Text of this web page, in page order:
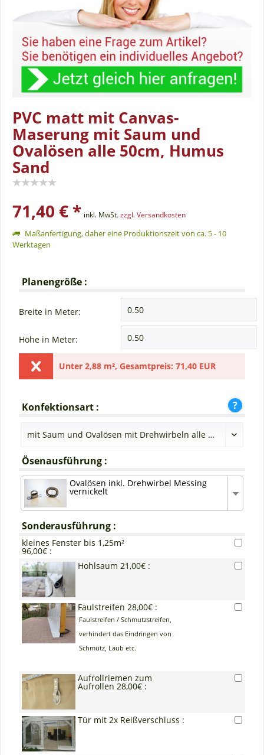
PVC matt mit Canvas-
Maserung mit Saum und
Ovalösen alle 50cm, Humus
Sand
71,40 € * inkl. MwSt.zzgl. Versandkosten
Maßanfertigung, daher eine Produktionszeit von ca. 5 - 10
Werktagen
Planengröße :
Breite in Meter:
Höhe in Meter:
Unter 2,88 m², Gesamtpreis: 71,40 EUR
Konfektionsart :
Ösenausführung :
Ovalösen inkl. Drehwirbel Messing
vernickelt
Sonderausführung :
kleines Fenster bis 1,25m²
96,00€ :
Hohlsaum 21,00€ :
Faulstreifen 28,00€ :
Faulstreifen / Schmutzstreifen,
verhindert das Eindringen von
Schmutz, Laub etc.
Aufrollriemen zum
Aufrollen 28,00€ :
Tür mit 2x Reißverschluss :